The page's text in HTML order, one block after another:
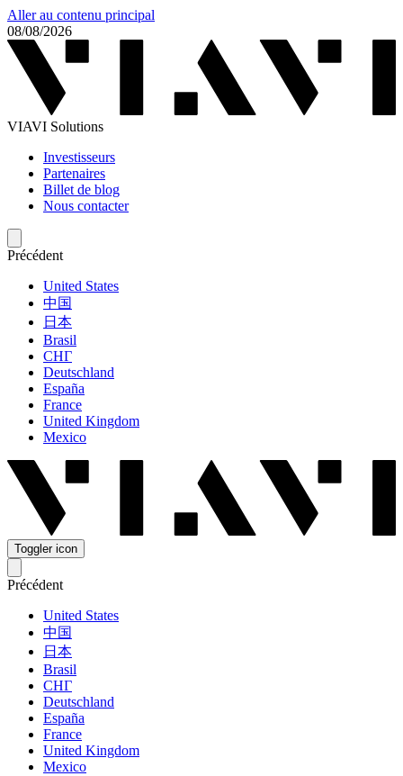
Aller au contenu principal
08/08/2026
VIAVI Solutions
Investisseurs
Partenaires
Billet de blog
Nous contacter
Précédent
United States
中国
日本
Brasil
СНГ
Deutschland
España
France
United Kingdom
Mexico
Toggler icon
Précédent
United States
中国
日本
Brasil
СНГ
Deutschland
España
France
United Kingdom
Mexico